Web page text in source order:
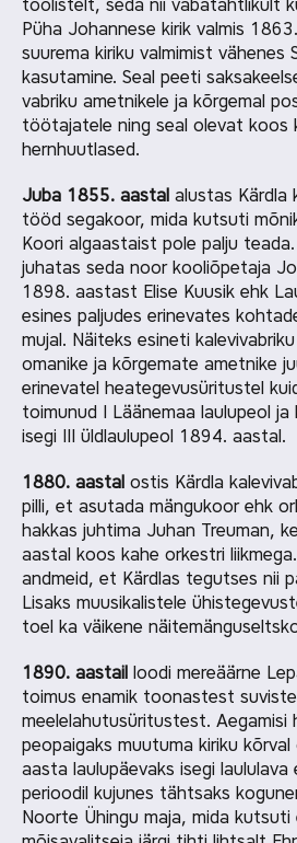
töölistelt, seda nii vabatahtlikult
Püha Johannese kirik valmis
suurema kiriku valmimist vähenes
kasutamine. Seal peeti
vabriku ametnikele ja kõrgemal
töötajatele ning seal olevat koos
hernhuutlased.
Juba 1855. aastal alustas Kärdla
tööd segakoor, mida kutsuti
Koori algaastaist pole palju
juhatas seda noor kooliõpetaja
1898. aastast Elise Kuusik ehk
esines paljudes erinevates
mujal. Näiteks esineti
omanike ja kõrgemate ametnike
erinevatel heategevusüritustel
toimunud I Läänemaa laulupeol
isegi III üldlaulupeol 1894. aastal.
1880. aastal ostis Kärdla
pilli, et asutada mängukoor ehk
hakkas juhtima Juhan Treuman,
aastal koos kahe orkestri
andmeid, et Kärdlas tegutses nii
Lisaks muusikalistele
toel ka väikene
1890. aastail loodi mereäärne
toimus enamik toonastest
meelelahutusüritustest. Aegamisi
peopaigaks muutuma kiriku
aasta laulupäevaks isegi laululava
perioodil kujunes tähtsaks
Noorte Ühingu maja, mida kutsuti